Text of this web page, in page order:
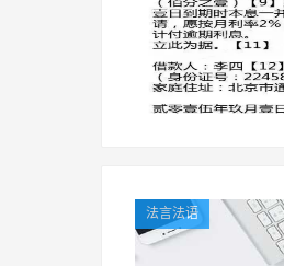
法言法语